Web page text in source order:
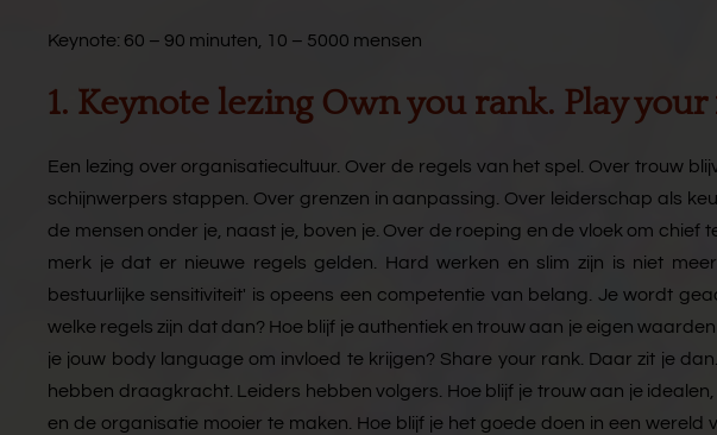
Keynote: 60 – 90 minuten, 10 – 5000 mensen
1. Keynote lezing Own you rank. Play
Een lezing over organisatiecultuur. Over de regels van het spel. Over trouw
schijnwerpers stappen. Over grenzen in aanpassing. Over leiderschap als
de mensen onder je, naast je, boven je. Over de roeping en de vloek om chief
merk je dat er nieuwe regels gelden. Hard werken en slim zijn is niet
bestuurlijke sensitiviteit' is opeens een competentie van belang. Je wordt
welke regels zijn dat dan? Hoe blijf je authentiek en trouw aan je eigen
je jouw body language om invloed te krijgen? Share your rank. Daar zit je
hebben draagkracht. Leiders hebben volgers. Hoe blijf je trouw aan je
en de organisatie mooier te maken. Hoe blijf je het goede doen in een wereld